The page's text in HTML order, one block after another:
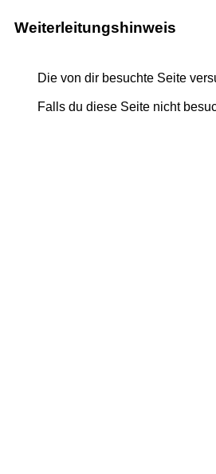
Weiterleitungshinweis
Die von dir besuchte Seite
Falls du diese Seite nicht